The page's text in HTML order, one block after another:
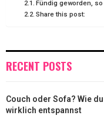
T O
Fündig geworden,
Share this post:
RECENT POSTS
Couch oder Sofa? Wie
wirklich entspannst